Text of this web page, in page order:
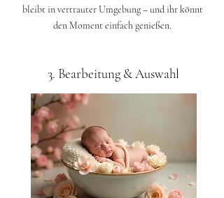
bleibt in vertrauter Umgebung – und ihr könnt
den Moment einfach genießen.
3. Bearbeitung & Auswahl